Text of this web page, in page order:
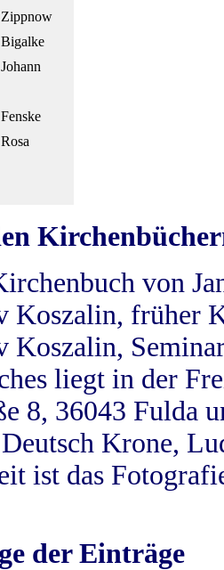
Zippnow
Bigalke
Johann
Fenske
Rosa
von
Koszalin, früher
Koszalin,
liegt in der
8, 36043 Fulda
Krone,
ist das
der Einträge